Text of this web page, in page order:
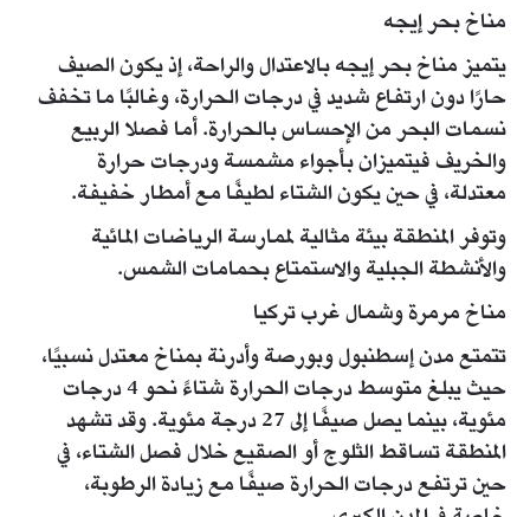
مناخ بحر إيجه
يتميز مناخ بحر إيجه بالاعتدال والراحة، إذ يكون الصيف
حارًا دون ارتفاع شديد في درجات الحرارة، وغالبًا ما تخفف
نسمات البحر من الإحساس بالحرارة. أما فصلا الربيع
والخريف فيتميزان بأجواء مشمسة ودرجات حرارة
معتدلة، في حين يكون الشتاء لطيفًا مع أمطار خفيفة.
وتوفر المنطقة بيئة مثالية لممارسة الرياضات المائية
والأنشطة الجبلية والاستمتاع بحمامات الشمس.
مناخ مرمرة وشمال غرب تركيا
تتمتع مدن إسطنبول وبورصة وأدرنة بمناخ معتدل نسبيًا،
حيث يبلغ متوسط درجات الحرارة شتاءً نحو 4 درجات
مئوية، بينما يصل صيفًا إلى 27 درجة مئوية. وقد تشهد
المنطقة تساقط الثلوج أو الصقيع خلال فصل الشتاء، في
حين ترتفع درجات الحرارة صيفًا مع زيادة الرطوبة،